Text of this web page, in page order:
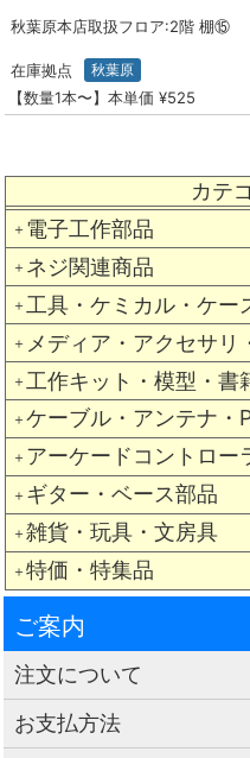
カテ
＋ 電子工作部品
＋ ネジ関連商品
＋ 工具・ケミカル・ケー
＋ メディア・アクセサリ
＋ 工作キット・模型・書
＋ ケーブル・アンテナ・
＋ アーケードコントロー
＋ ギター・ベース部品
＋ 雑貨・玩具・文房具
＋ 特価・特集品
秋葉原本店取扱フロア:2階 棚⑮
在庫拠点 秋葉原
【数量1本〜】本単価 ¥525
ご案内
注文について
お支払方法